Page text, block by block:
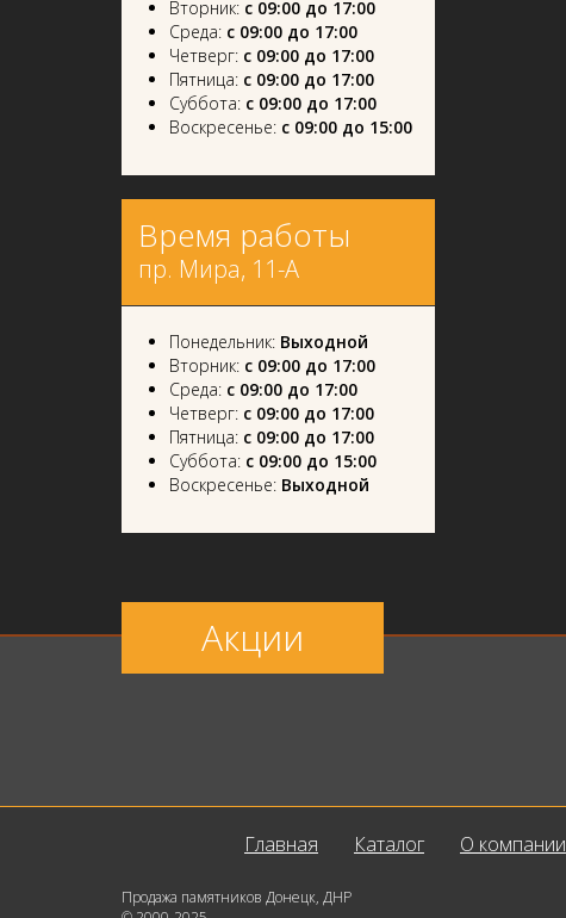
Вторник: с 09:00 до 17:00
Среда: с 09:00 до 17:00
Четверг: с 09:00 до 17:00
Пятница: с 09:00 до 17:00
Суббота: с 09:00 до 17:00
Воскресенье: с 09:00 до 15:00
Время работы
пр. Мира, 11-А
Понедельник: Выходной
Вторник: с 09:00 до 17:00
Среда: с 09:00 до 17:00
Четверг: с 09:00 до 17:00
Пятница: с 09:00 до 17:00
Суббота: с 09:00 до 15:00
Воскресенье: Выходной
Акции
Главная Каталог О компании
Продажа памятников Донецк, ДНР